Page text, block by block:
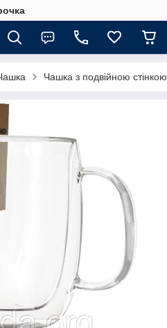
Чашка з подвійною